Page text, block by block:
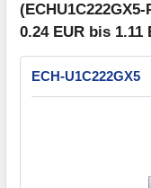
0.24 EUR bis 1.11
ECH-U1C222GX5